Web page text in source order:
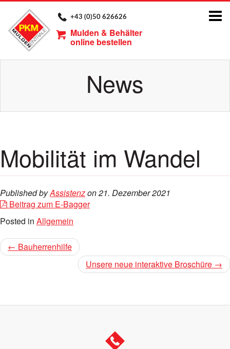
+43 (0)50 626626
Mulden & Behälter
online bestellen
News
Mobilität im Wandel
Published byAssistenzon21. Dezember 2021
Beitrag zum E-Bagger
Posted in Allgemein
← Bauherrenhilfe
Unsere neue interaktive Broschüre →